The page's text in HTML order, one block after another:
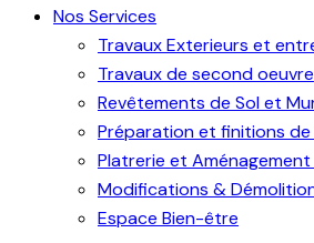
Nos Services
Travaux Exterieurs et
Travaux de second oeuvre
Revêtements de Sol et
Préparation et finitions de
Platrerie et
Modifications &
Espace Bien-être